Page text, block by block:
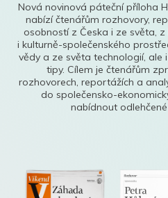
Nová novinová páteční příloha
nabízí čtenářům rozhovory,
osobností z Česka i ze světa,
i kulturně-společenského
vědy a ze světa technologií, ale
tipy. Cílem je čtenářům
rozhovorech, reportážích a
do společensko-
nabídnout